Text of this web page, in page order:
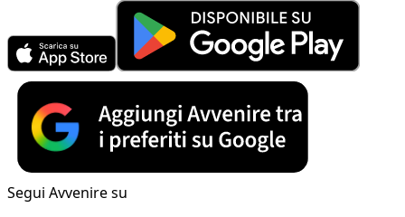
Segui Avvenire su